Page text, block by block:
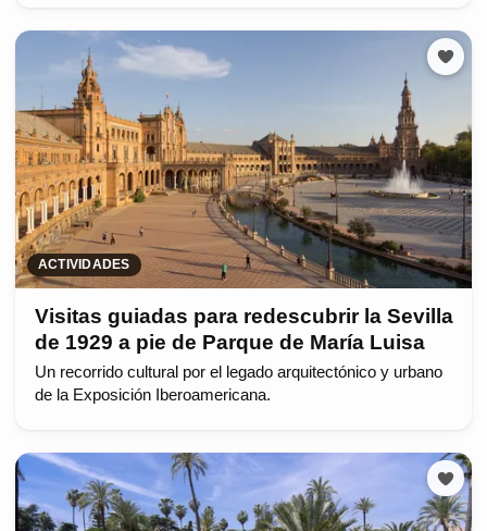
ACTIVIDADES
Visitas guiadas para redescubrir la Sevilla
de 1929 a pie de Parque de María Luisa
Un recorrido cultural por el legado arquitectónico y urbano
de la Exposición Iberoamericana.